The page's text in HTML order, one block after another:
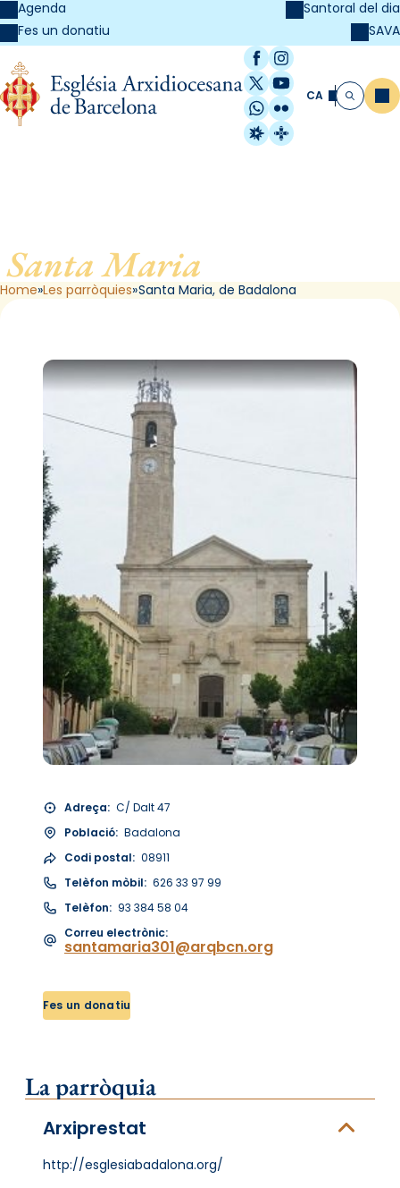
Agenda
Fes un donatiu
Santoral del dia
SAVA
Facebook
Instagram
X / Twitter
YouTube
WhatsApp
Flickr
Radio Estel
Catalunya
CA Cerca
Santa Maria
Home Les parròquies Santa Maria, de Badalona
Adreça: C/ Dalt 47
Població: Badalona
Codi postal: 08911
Telèfon mòbil: 626 33 97 99
Telèfon: 93 384 58 04
Correu electrònic:
santamaria301@arqbcn.org
Fes un donatiu
La parròquia
Arxiprestat
http://esglesiabadalona.org/